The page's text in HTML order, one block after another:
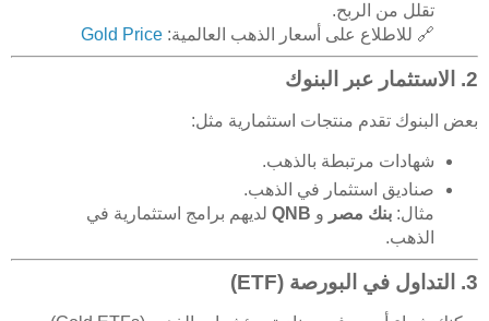
تقلل من الربح.
🔗 للاطلاع على أسعار الذهب العالمية: Gold Price
2. الاستثمار عبر البنوك
بعض البنوك تقدم منتجات استثمارية مثل:
شهادات مرتبطة بالذهب.
صناديق استثمار في الذهب.
مثال: بنك مصر و QNBلديهم برامج استثمارية في
الذهب.
3. التداول في البورصة (ETF)